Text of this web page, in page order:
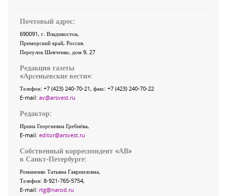
Почтовый адрес:
690091, г. Владивосток,
Приморский край, Россия
Переулок Шевченко, дом 9, 27
Редакция газеты
«Арсеньевские вести»:
Телефон: +7 (423) 240-70-21, факс: +7 (423) 240-70-22
E-mail: av@arsvest.ru
Редактор:
Ирина Георгиевна Гребнёва,
E-mail: editor@arsvest.ru
Собственный корреспондент «АВ»
в Санкт-Петербурге:
Романенко Татьяна Гаврииловна,
Телефон: 8-921-765-5754,
E-mail: rtg@narod.ru